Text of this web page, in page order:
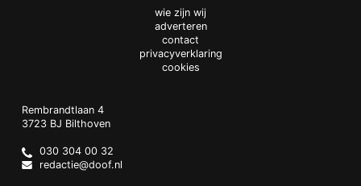
wie zijn wij
adverteren
contact
privacyverklaring
cookies
Doof.nl
work
Rembrandtlaan 4
3723 BJ Bilthoven
Netherlands
030 304 00 32
redactie@doof.nl